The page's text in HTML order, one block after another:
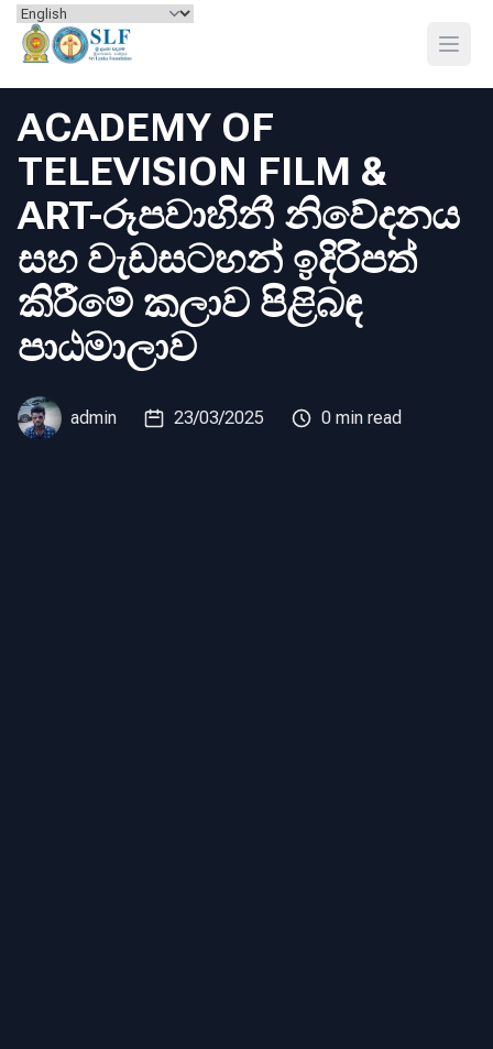
Skip to content
Open
ACADEMY OF
TELEVISION FILM &
ART-රූපවාහිනී නිවේදනය
සහ වැඩසටහන් ඉදිරිපත්
කිරීමේ කලාව පිළිබඳ
පාඨමාලාව
admin 23/03/2025 0 min read